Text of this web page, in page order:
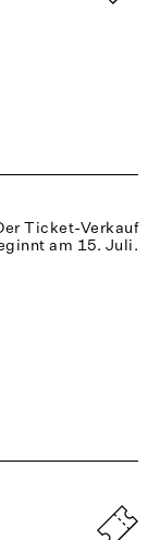
Ticket-Verkauf
am 15. Juli.